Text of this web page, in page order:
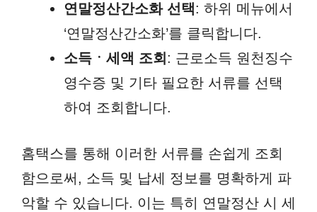
연말정산간소화 선택: 하위 메뉴에서
‘연말정산간소화’를 클릭합니다.
소득ㆍ세액 조회 : 근로소득 원천징수
영수증 및 기타 필요한 서류를 선택
하여 조회합니다.
홈택스를 통해 이러한 서류를 손쉽게 조회
함으로써, 소득 및 납세 정보를 명확하게 파
악할 수 있습니다. 이는 특히 연말정산 시 세